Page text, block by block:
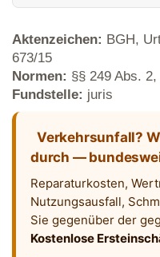
Aktenzeichen: BGH,
673/15
Normen: §§ 249 Abs.
Fundstelle: juris
Verkehrsunfall?
durch —
Reparaturkosten,
Nutzungsausfall,
Sie gegenüber der
Kostenlose